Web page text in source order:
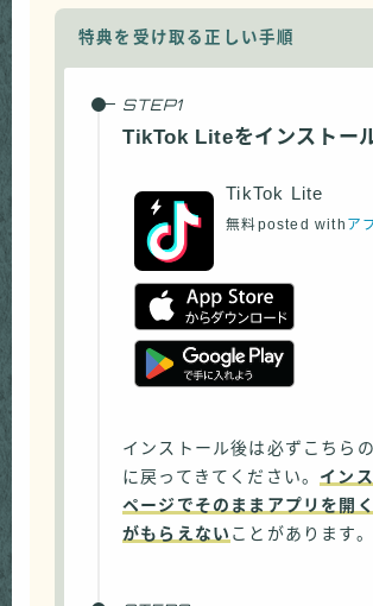
特典を受け取る正しい手順
TikTok Liteをインストー
TikTok Lite
無料posted with ア
インストール後は必ずこちら
に戻ってきてください。 イン
ページでそのままアプリを開
がもらえない ことがあります。